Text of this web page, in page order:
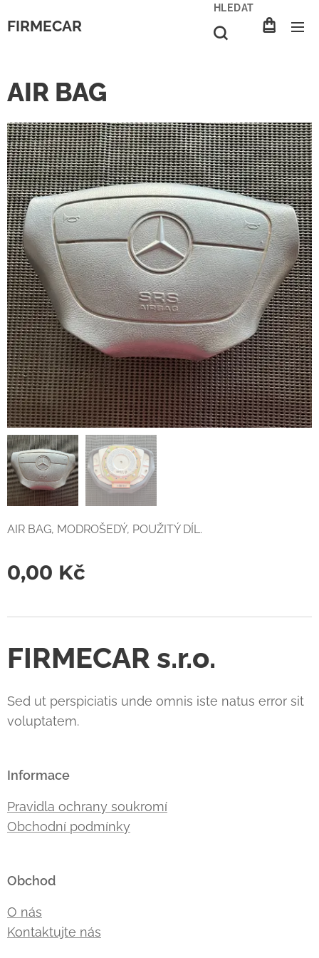
FIRMECAR
HLEDAT
AIR BAG
AIR BAG, MODROŠEDÝ, POUŽITÝ DÍL.
0,00 Kč
FIRMECAR s.r.o.
Sed ut perspiciatis unde omnis iste natus error sit
voluptatem.
Informace
Pravidla ochrany soukromí
Obchodní podmínky
Obchod
O nás
Kontaktujte nás